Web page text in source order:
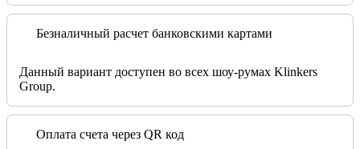
Безналичный расчет банковскими картами
Данный вариант доступен во всех шоу-румах Klinkers
Group.
Оплата счета через QR код